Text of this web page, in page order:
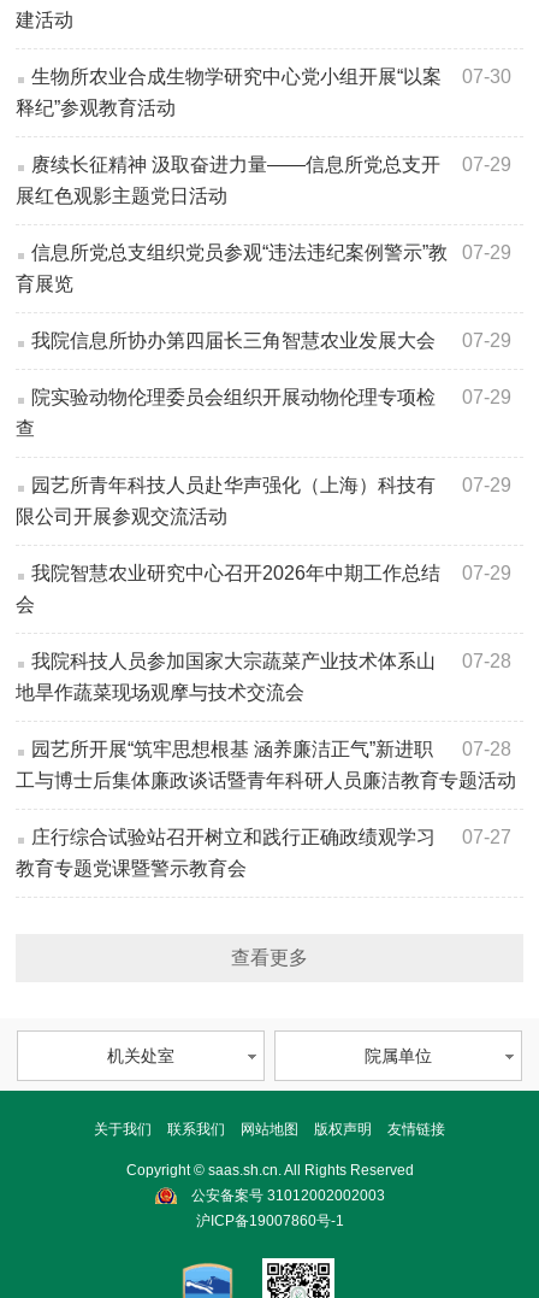
建活动
07-30
生物所农业合成生物学研究中心党小组开展“以案
释纪”参观教育活动
07-29
赓续长征精神 汲取奋进力量——信息所党总支开
展红色观影主题党日活动
07-29
信息所党总支组织党员参观“违法违纪案例警示”教
育展览
07-29
我院信息所协办第四届长三角智慧农业发展大会
07-29
院实验动物伦理委员会组织开展动物伦理专项检
查
07-29
园艺所青年科技人员赴华声强化（上海）科技有
限公司开展参观交流活动
07-29
我院智慧农业研究中心召开2026年中期工作总结
会
07-28
我院科技人员参加国家大宗蔬菜产业技术体系山
地旱作蔬菜现场观摩与技术交流会
07-28
园艺所开展“筑牢思想根基 涵养廉洁正气”新进职
工与博士后集体廉政谈话暨青年科研人员廉洁教育专题活动
07-27
庄行综合试验站召开树立和践行正确政绩观学习
教育专题党课暨警示教育会
查看更多
机关处室 院属单位
关于我们 联系我们 网站地图 版权声明 友情链接
Copyright © saas.sh.cn. All Rights Reserved
公安备案号 31012002002003
沪ICP备19007860号-1